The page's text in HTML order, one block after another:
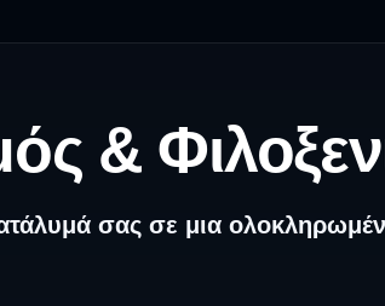
&
σας σε μια